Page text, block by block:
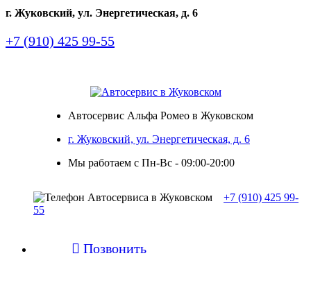
г. Жуковский, ул. Энергетическая, д. 6
+7 (910) 425 99-55
Автосервис Альфа Ромео в Жуковском
г. Жуковский, ул. Энергетическая, д. 6
Мы работаем с Пн-Вc - 09:00-20:00
+7 (910) 425 99-
55
 Позвонить